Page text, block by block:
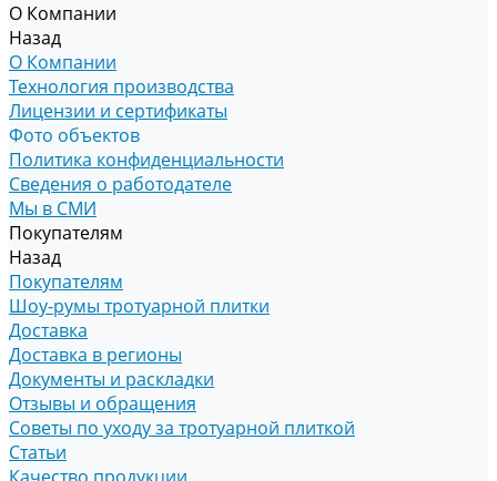
О Компании
Назад
О Компании
Технология производства
Лицензии и сертификаты
Фото объектов
Политика конфиденциальности
Сведения о работодателе
Мы в СМИ
Покупателям
Назад
Покупателям
Шоу-румы тротуарной плитки
Доставка
Доставка в регионы
Документы и раскладки
Отзывы и обращения
Советы по уходу за тротуарной плиткой
Статьи